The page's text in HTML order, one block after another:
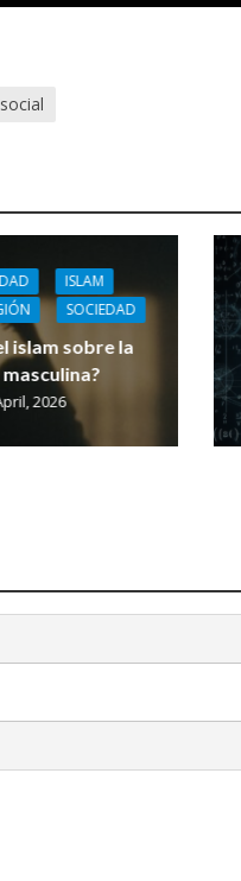
ISLAM
SOCIEDAD
islam sobre la
2026